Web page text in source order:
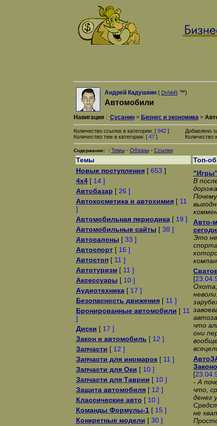
Андрей Кадушкин( DriVeR ™)
Автомобили
Навигация: Сусанин> Бизнес и экономика>
Количество ссылок в категории: [ 942]
Количество тем в категории: [ 47]
Добавлено
Количество
Содержание: - Темы - Обзоры - Ссылки
Темы
Топ-
Новые поступления[ 653 ]
4x4[ 14 ]
Автобазар [ 26 ]
Автокосметика и автохимия[ 11
]
Автомобильная периодика[ 19 ]
Автомобильные сайты [ 38 ]
Автосалоны [ 33 ]
Автоспорт[ 16 ]
Автостоп[ 11 ]
Автотуризм[ 11 ]
Аксессуары [ 10 ]
Аудиотехника[ 17 ]
Безопасность движения[ 11 ]
Бронированные автомобили [ 11
]
Диски [ 17 ]
Закон и автомобиль [ 12 ]
Запчасти [ 12 ]
Запчасти для иномарок[ 11 ]
Запчасти для Оки [ 10 ]
Запчасти для Таврии [ 10 ]
Защита автомобиля[ 12 ]
Классические авто [ 10 ]
Команды Формулы-1[ 15 ]
Конкретные модели [ 30 ]
В
Авто-
Это
[
что
они
[
- А
что,
денег
не